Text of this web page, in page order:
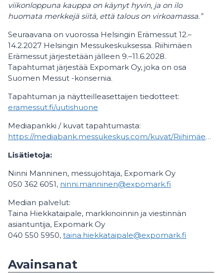
viikonloppuna kauppa on käynyt hyvin, ja on ilo
huomata merkkejä siitä, että talous on virkoamassa.”
Seuraavana on vuorossa Helsingin Erämessut 12.–
14.2.2027 Helsingin Messukeskuksessa. Riihimäen
Erämessut järjestetään jälleen 9.–11.6.2028.
Tapahtumat järjestää Expomark Oy, joka on osa
Suomen Messut -konsernia.
Tapahtuman ja näytteilleasettaijen tiedotteet:
eramessut.fi/uutishuone
Mediapankki / kuvat tapahtumasta:
https://mediabank.messukeskus.com/kuvat/Riihimäen+Erämessut/
Lisätietoja:
Ninni Manninen, messujohtaja, Expomark Oy
050 362 6051, ninni.manninen@expomark.fi
Median palvelut:
Taina Hiekkataipale, markkinoinnin ja viestinnän
asiantuntija, Expomark Oy
040 550 5950, taina.hiekkataipale@expomark.fi
Avainsanat